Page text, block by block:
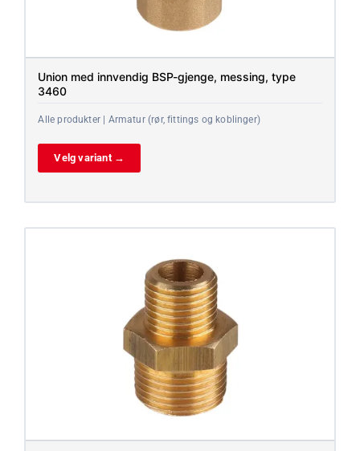
Union med innvendig BSP-gjenge, messing, type
3460
Alle produkter | Armatur (rør, fittings og koblinger)
Velg variant →